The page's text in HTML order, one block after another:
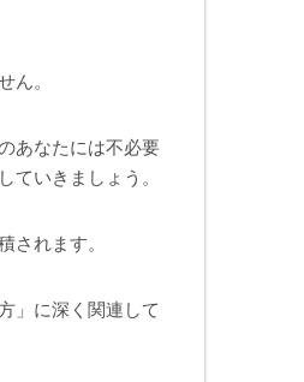
ん。
あなたには不必要
ていきましょう。
されます。
」に深く関連して